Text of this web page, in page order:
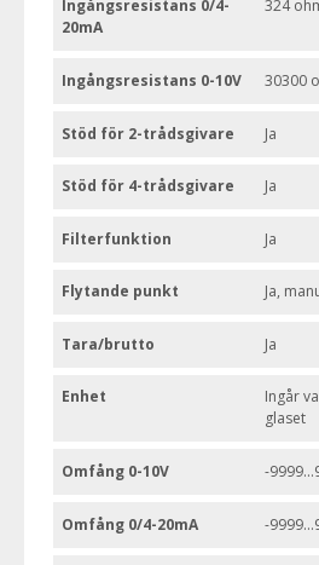
Ingångsresistans 0/4-
20mA
324
Ingångsresistans 0-10V 30300
Stöd för 2-trådsgivare Ja
Stöd för 4-trådsgivare Ja
Filterfunktion Ja
Flytande punkt Ja,
Tara/brutto Ja
Enhet
Ingår
glaset
Omfång 0-10V -
Omfång 0/4-20mA -